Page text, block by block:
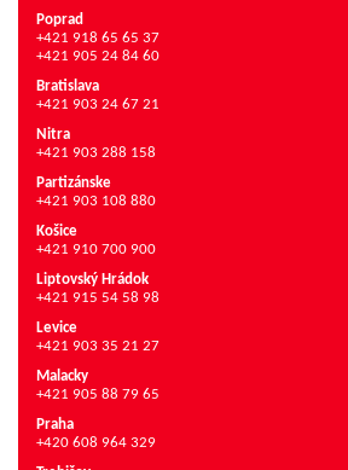
Poprad
+421 918 65 65 37
+421 905 24 84 60
Bratislava
+421 903 24 67 21
Nitra
+421 903 288 158
Partizánske
+421 903 108 880
Košice
+421 910 700 900
Liptovský Hrádok
+421 915 54 58 98
Levice
+421 903 35 21 27
Malacky
+421 905 88 79 65
Praha
+420 608 964 329